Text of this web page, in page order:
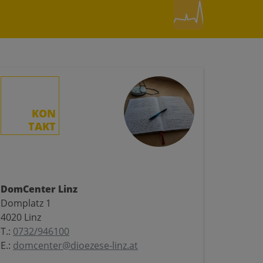
KON
TAKT
DomCenter Linz
Domplatz 1
4020 Linz
T.: 0732/946100
E.: domcenter@dioezese-linz.at